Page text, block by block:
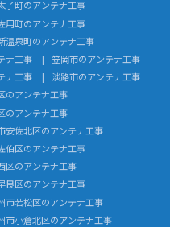
子町のアンテナ工事
用町のアンテナ工事
温泉町のアンテナ工事
ナ工事
笠岡市のアンテナ工事
ナ工事
淡路市のアンテナ工事
のアンテナ工事
のアンテナ工事
安佐北区のアンテナ工事
伯区のアンテナ工事
区のアンテナ工事
良区のアンテナ工事
市若松区のアンテナ工事
市小倉北区のアンテナ工事